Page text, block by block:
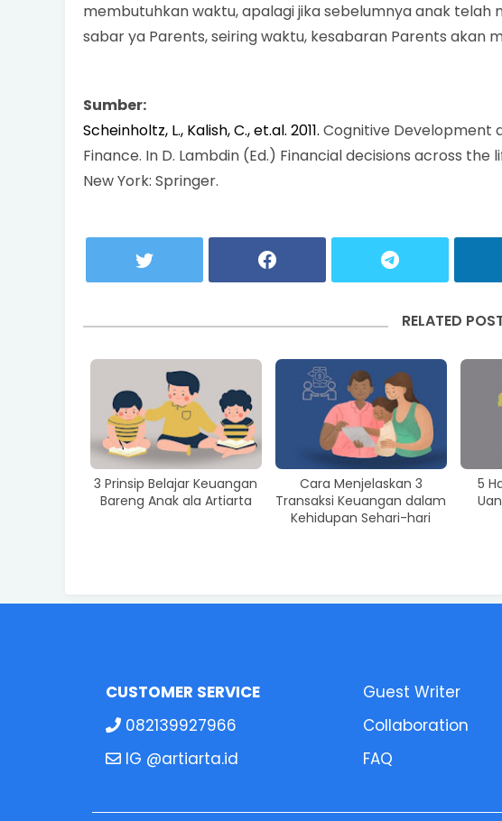
membutuhkan waktu, apalagi jika sebelumnya anak telah
sabar ya Parents, seiring waktu, kesabaran Parents akan
Sumber:
Scheinholtz, L., Kalish, C., et.al. 2011. Cognitive Development
Finance. In D. Lambdin (Ed.) Financial decisions across
New York: Springer.
RELATED
3 Prinsip Belajar Keuangan
Bareng Anak ala Artiarta
Cara Menjelaskan 3
Transaksi Keuangan dalam
Kehidupan Sehari-hari
5
CUSTOMER SERVICE
082139927966
IG @artiarta.id
Guest Writer
Collaboration
FAQ